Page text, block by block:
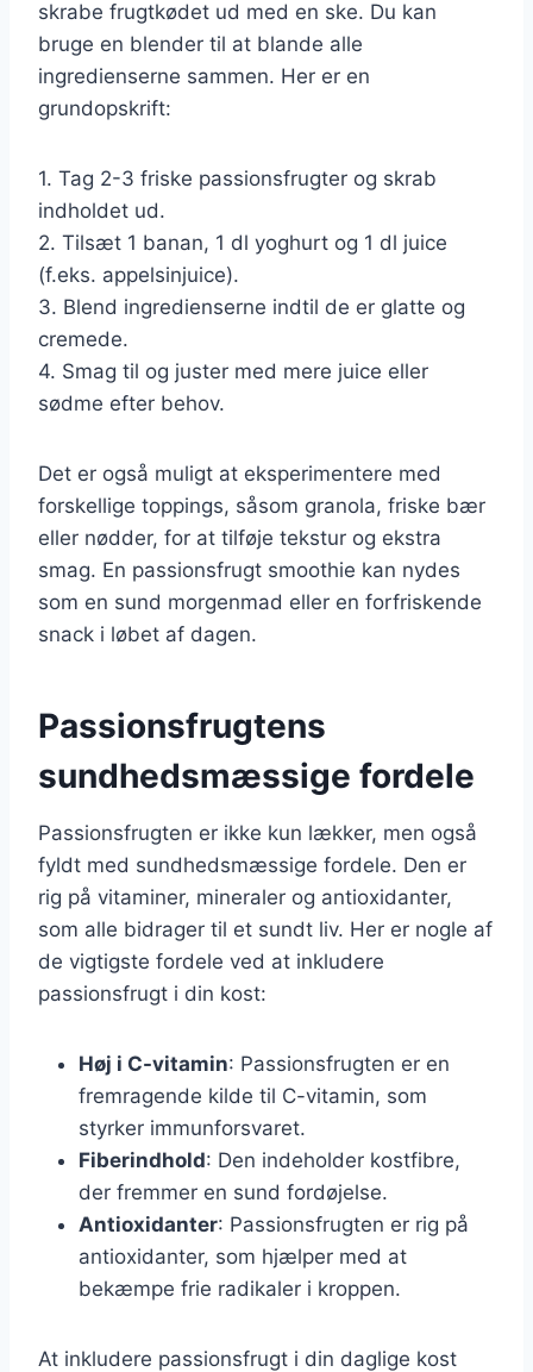
skrabe frugtkødet ud med en ske. Du kan
bruge en blender til at blande alle
ingredienserne sammen. Her er en
grundopskrift:
1. Tag 2-3 friske passionsfrugter og skrab
indholdet ud.
2. Tilsæt 1 banan, 1 dl yoghurt og 1 dl juice
(f.eks. appelsinjuice).
3. Blend ingredienserne indtil de er glatte og
cremede.
4. Smag til og juster med mere juice eller
sødme efter behov.
Det er også muligt at eksperimentere med
forskellige toppings, såsom granola, friske bær
eller nødder, for at tilføje tekstur og ekstra
smag. En passionsfrugt smoothie kan nydes
som en sund morgenmad eller en forfriskende
snack i løbet af dagen.
Passionsfrugtens
sundhedsmæssige fordele
Passionsfrugten er ikke kun lækker, men også
fyldt med sundhedsmæssige fordele. Den er
rig på vitaminer, mineraler og antioxidanter,
som alle bidrager til et sundt liv. Her er nogle af
de vigtigste fordele ved at inkludere
passionsfrugt i din kost:
Høj i C-vitamin: Passionsfrugten er en
fremragende kilde til C-vitamin, som
styrker immunforsvaret.
Fiberindhold: Den indeholder kostfibre,
der fremmer en sund fordøjelse.
Antioxidanter: Passionsfrugten er rig på
antioxidanter, som hjælper med at
bekæmpe frie radikaler i kroppen.
At inkludere passionsfrugt i din daglige kost